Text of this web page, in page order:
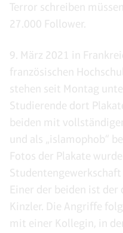
Terror schreiben
27.000 Follower.
9. März 2021 in
französischen
stehen seit Montag
Studierende dort
beiden mit
und als „islamophob“
Fotos der Plakate
Einer der beiden ist der
Kinzler. Die Angriffe
mit einer Kollegin, in